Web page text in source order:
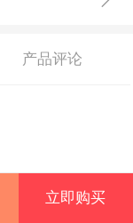
产品评论
立即购买